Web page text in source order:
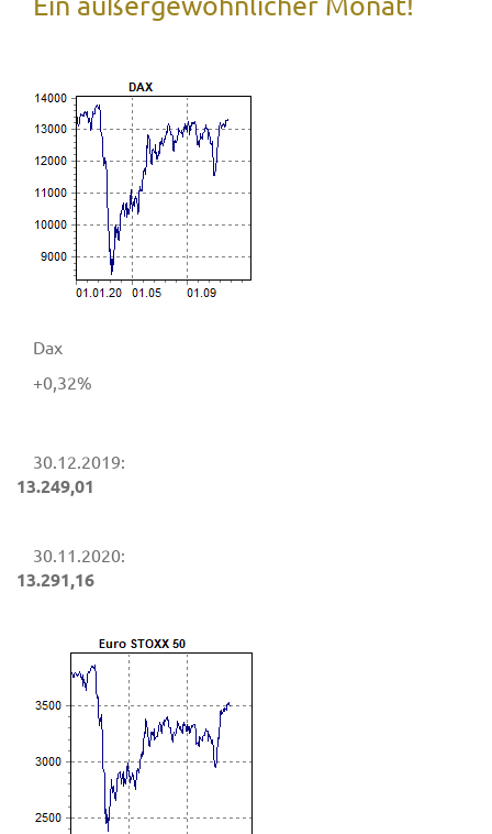
Dax
+0,32%
30.12.2019:
13.249,01
30.11.2020:
13.291,16